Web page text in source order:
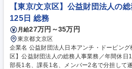
課長クラス向け）：社内イベント（ビアパー
画・運営、社員満足度向上施策や社内コミュ
募集職種 【東京/総務・庶務】総務・庶務、
画・実行など
【東京/文京区】公益財団法人の
125日 総務
月給27万円～35万円
東京都文京区
企業名 公益財団法人日本アンチ・ドーピング機構 求人名 【東京
区】公益財団法人の総務人事業務／年間休日125日 仕事の内容 下
部長1名、課長1名、メンバー2名で分担して